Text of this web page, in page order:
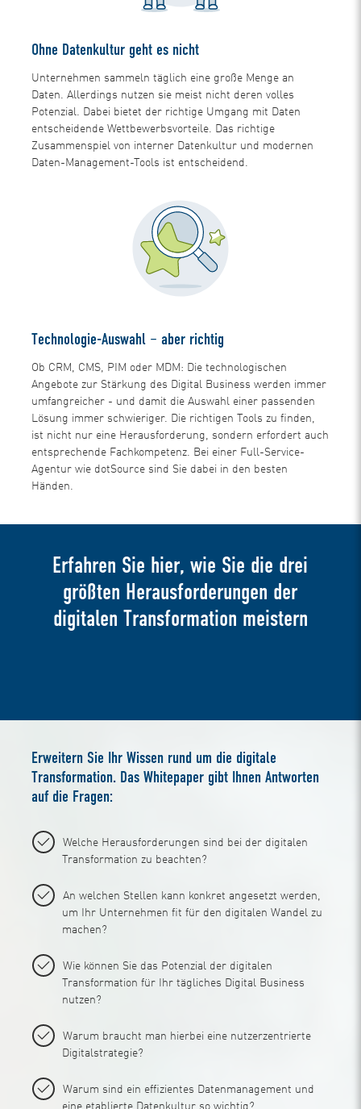
Ohne Datenkultur geht es nicht
Unternehmen sammeln täglich eine große Menge an
Daten. Allerdings nutzen sie meist nicht deren volles
Potenzial. Dabei bietet der richtige Umgang mit Daten
entscheidende Wettbewerbsvorteile. Das richtige
Zusammenspiel von interner Datenkultur und modernen
Daten-Management-Tools ist entscheidend.
Technologie-Auswahl – aber richtig
Ob CRM, CMS, PIM oder MDM: Die technologischen
Angebote zur Stärkung des Digital Business werden immer
umfangreicher - und damit die Auswahl einer passenden
Lösung immer schwieriger. Die richtigen Tools zu finden,
ist nicht nur eine Herausforderung, sondern erfordert auch
entsprechende Fachkompetenz. Bei einer Full-Service-
Agentur wie dotSource sind Sie dabei in den besten
Händen.
Erfahren Sie hier, wie Sie die drei
größten Herausforderungen der
digitalen Transformation meistern
Erweitern Sie Ihr Wissen rund um die digitale
Transformation. Das Whitepaper gibt Ihnen Antworten
auf die Fragen:
Welche Herausforderungen sind bei der digitalen
Transformation zu beachten?
An welchen Stellen kann konkret angesetzt werden,
um Ihr Unternehmen fit für den digitalen Wandel zu
machen?
Wie können Sie das Potenzial der digitalen
Transformation für Ihr tägliches Digital Business
nutzen?
Warum braucht man hierbei eine nutzerzentrierte
Digitalstrategie?
Warum sind ein effizientes Datenmanagement und